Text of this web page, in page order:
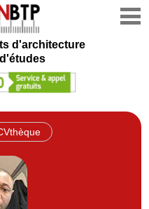
d'architecture